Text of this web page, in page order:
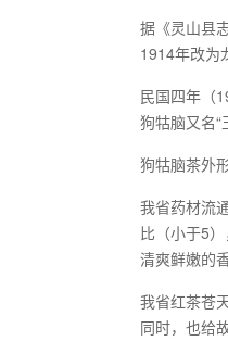
据《灵山县
1914年改为
民国四年（
狗牯脑又名“
狗牯脑茶外
我省药材流
比（小于5
清爽鲜嫩的
我省红茶苍
同时，也给